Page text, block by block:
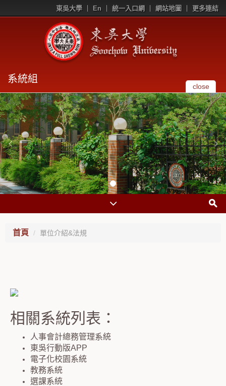
東吳大學 En 統一入口網 網站地圖 更多連結
系統組
close
首頁 單位介紹&法規
相關系統列表：
人事會計總務管理系統
東吳行動版APP
電子化校園系統
教務系統
選課系統